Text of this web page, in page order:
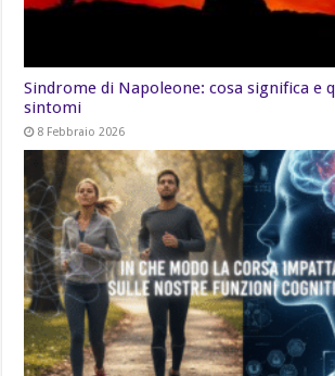
Sindrome di Napoleone: cosa significa e
sintomi
8 Febbraio 2026